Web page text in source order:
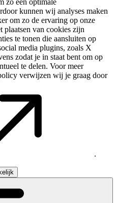
zo een optimale
kunnen wij analyses maken
om zo de ervaring op onze
plaatsen van cookies zijn
te tonen die aansluiten op
media plugins, zoals X
zodat je in staat bent om op
te delen. Voor meer
verwijzen wij je graag door
.